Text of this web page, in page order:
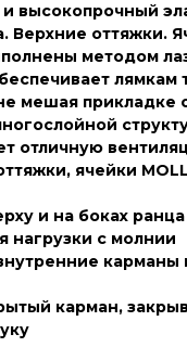
высокопрочный
Верхние оттяжки.
методом
лямкам
мешая прикладке
отличную
ячейки
и на боках
нагрузки с молнии
карманы
карман,